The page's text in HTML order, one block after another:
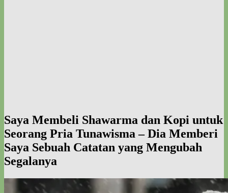
Saya Membeli Shawarma dan Kopi untuk
Seorang Pria Tunawisma – Dia Memberi
Saya Sebuah Catatan yang Mengubah
Segalanya